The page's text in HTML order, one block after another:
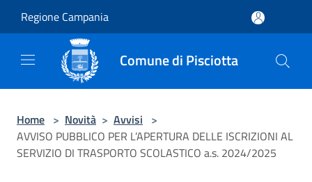
Regione Campania
Comune di Pisciotta
Home > Novità > Avvisi >
AVVISO PUBBLICO PER L’APERTURA DELLE ISCRIZIONI AL
SERVIZIO DI TRASPORTO SCOLASTICO a.s. 2024/2025